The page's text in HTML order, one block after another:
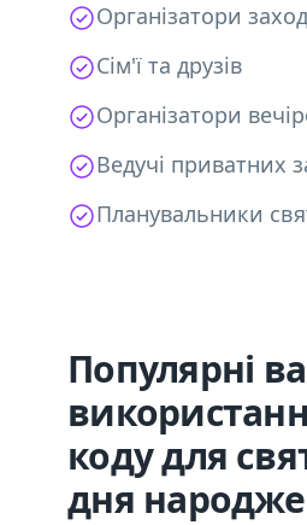
Організатори
Сім'ї та друзів
Організатори
Ведучі приватних
Планувальники
Популярні
коду для
дня